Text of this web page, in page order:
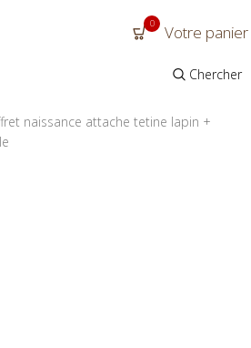
0 Votre panier
Chercher
naissance attache tetine lapin +